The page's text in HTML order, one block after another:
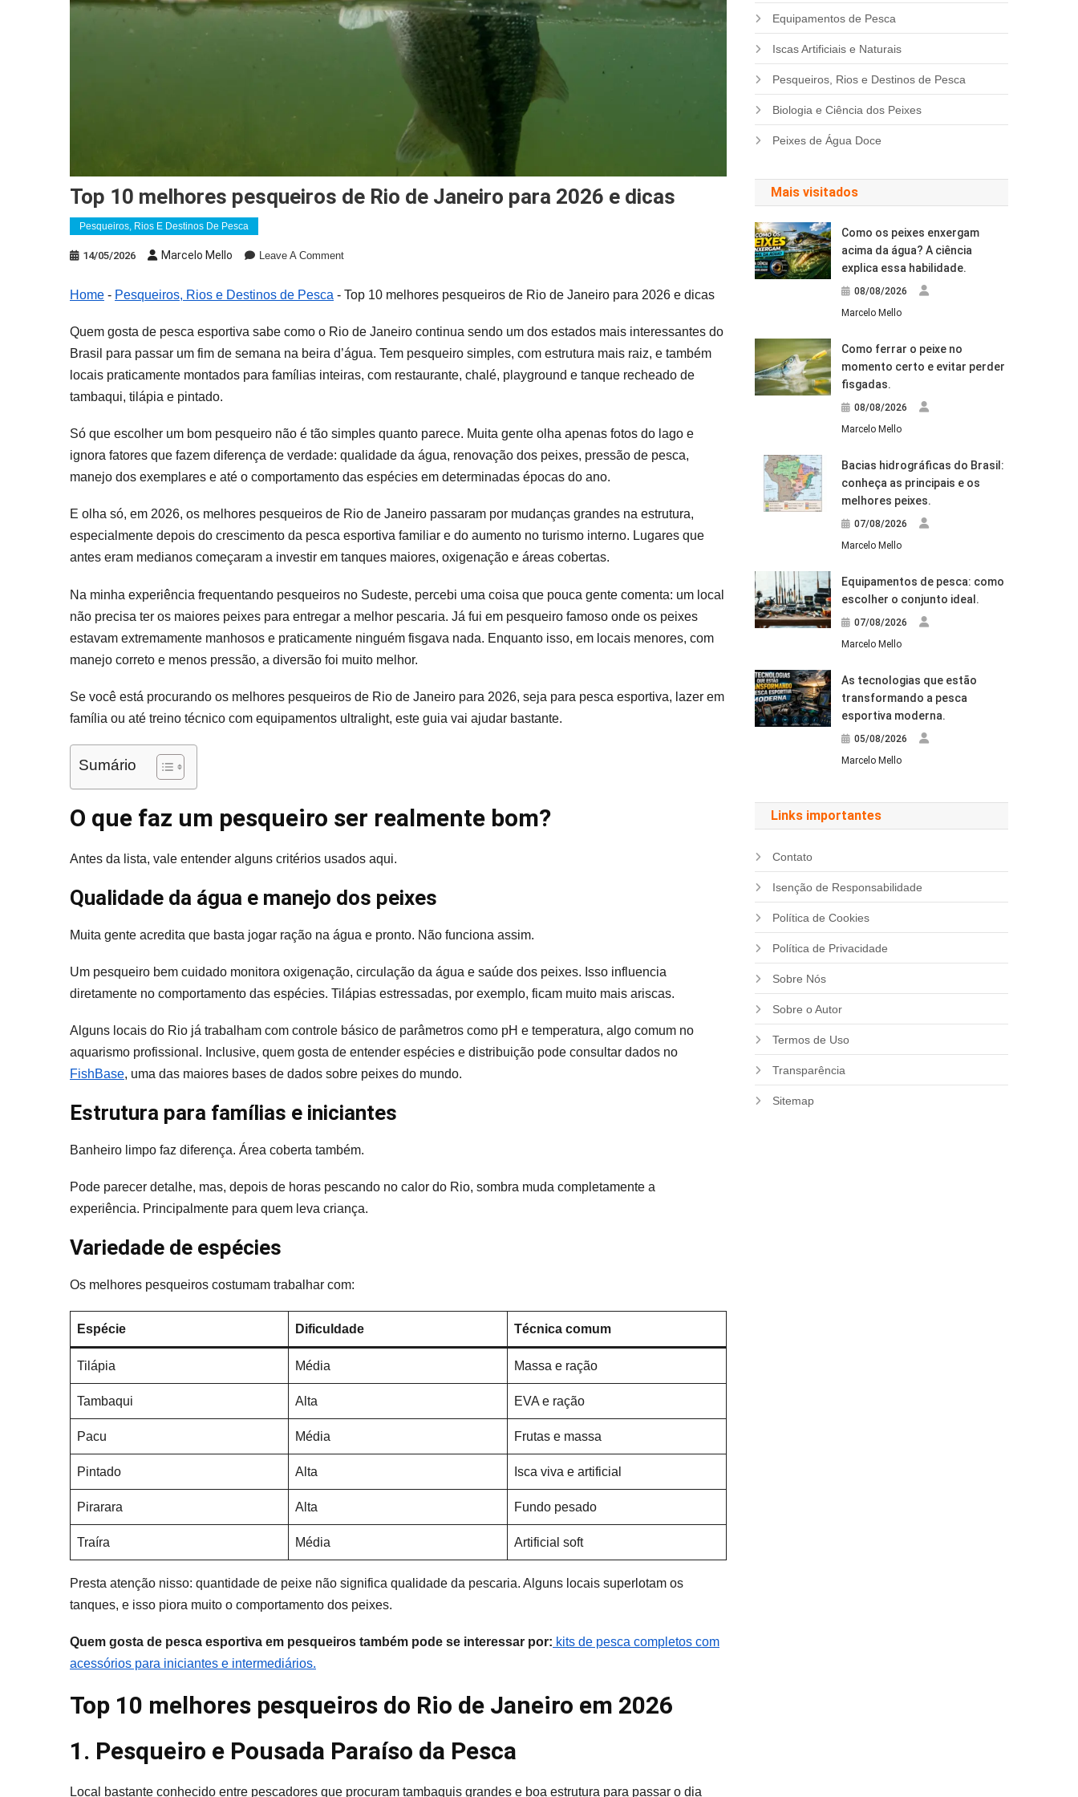
Top 10 melhores pesqueiros de Rio de Janeiro para 2026 e dicas
Pesqueiros, Rios E Destinos De Pesca
14/05/2026 Marcelo Mello Leave A CommentOn
10
Pesqueiros
Rio
De
2026
Dicas
Home - Pesqueiros, Rios e Destinos de Pesca - Top 10 melhores pesqueiros de Rio de Janeiro para 2026 e dicas
Quem gosta de pesca esportiva sabe como o Rio de Janeiro continua sendo um dos estados mais interessantes do
Brasil para passar um fim de semana na beira d’água. Tem pesqueiro simples, com estrutura mais raiz, e também
locais praticamente montados para famílias inteiras, com restaurante, chalé, playground e tanque recheado de
tambaqui, tilápia e pintado.
Só que escolher um bom pesqueiro não é tão simples quanto parece. Muita gente olha apenas fotos do lago e
ignora fatores que fazem diferença de verdade: qualidade da água, renovação dos peixes, pressão de pesca,
manejo dos exemplares e até o comportamento das espécies em determinadas épocas do ano.
E olha só, em 2026, os melhores pesqueiros de Rio de Janeiro passaram por mudanças grandes na estrutura,
especialmente depois do crescimento da pesca esportiva familiar e do aumento no turismo interno. Lugares que
antes eram medianos começaram a investir em tanques maiores, oxigenação e áreas cobertas.
Na minha experiência frequentando pesqueiros no Sudeste, percebi uma coisa que pouca gente comenta: um local
não precisa ter os maiores peixes para entregar a melhor pescaria. Já fui em pesqueiro famoso onde os peixes
estavam extremamente manhosos e praticamente ninguém fisgava nada. Enquanto isso, em locais menores, com
manejo correto e menos pressão, a diversão foi muito melhor.
Se você está procurando os melhores pesqueiros de Rio de Janeiro para 2026, seja para pesca esportiva, lazer em
família ou até treino técnico com equipamentos ultralight, este guia vai ajudar bastante.
Sumário
O que faz um pesqueiro ser realmente bom?
Antes da lista, vale entender alguns critérios usados aqui.
Qualidade da água e manejo dos peixes
Muita gente acredita que basta jogar ração na água e pronto. Não funciona assim.
Um pesqueiro bem cuidado monitora oxigenação, circulação da água e saúde dos peixes. Isso influencia
diretamente no comportamento das espécies. Tilápias estressadas, por exemplo, ficam muito mais ariscas.
Alguns locais do Rio já trabalham com controle básico de parâmetros como pH e temperatura, algo comum no
aquarismo profissional. Inclusive, quem gosta de entender espécies e distribuição pode consultar dados no
FishBase, uma das maiores bases de dados sobre peixes do mundo.
Estrutura para famílias e iniciantes
Banheiro limpo faz diferença. Área coberta também.
Pode parecer detalhe, mas, depois de horas pescando no calor do Rio, sombra muda completamente a
experiência. Principalmente para quem leva criança.
Variedade de espécies
Os melhores pesqueiros costumam trabalhar com:
Espécie Dificuldade Técnica comum
Tilápia Média Massa e ração
Tambaqui Alta EVA e ração
Pacu Média Frutas e massa
Pintado Alta Isca viva e artificial
Pirarara Alta Fundo pesado
Traíra Média Artificial soft
Presta atenção nisso: quantidade de peixe não significa qualidade da pescaria. Alguns locais superlotam os
tanques, e isso piora muito o comportamento dos peixes.
Quem gosta de pesca esportiva em pesqueiros também pode se interessar por: kits de pesca completos com
acessórios para iniciantes e intermediários.
Top 10 melhores pesqueiros do Rio de Janeiro em 2026
1. Pesqueiro e Pousada Paraíso da Pesca
Local bastante conhecido entre pescadores que procuram tambaquis grandes e boa estrutura para passar o dia
Equipamentos de Pesca
Iscas Artificiais e Naturais
Pesqueiros, Rios e Destinos de Pesca
Biologia e Ciência dos Peixes
Peixes de Água Doce
Mais visitados
Como os peixes enxergam
acima da água? A ciência
explica essa habilidade.
08/08/2026
Marcelo Mello
Como ferrar o peixe no
momento certo e evitar perder
fisgadas.
08/08/2026
Marcelo Mello
Bacias hidrográficas do Brasil:
conheça as principais e os
melhores peixes.
07/08/2026
Marcelo Mello
Equipamentos de pesca: como
escolher o conjunto ideal.
07/08/2026
Marcelo Mello
As tecnologias que estão
transformando a pesca
esportiva moderna.
05/08/2026
Marcelo Mello
Links importantes
Contato
Isenção de Responsabilidade
Política de Cookies
Política de Privacidade
Sobre Nós
Sobre o Autor
Termos de Uso
Transparência
Sitemap